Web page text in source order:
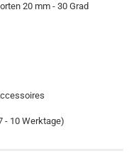
20 mm - 30 Grad
- 10 Werktage)